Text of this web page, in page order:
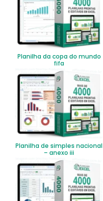
Planilha da copa do mundo
fifa
Planilha de simples nacional
– anexo iii